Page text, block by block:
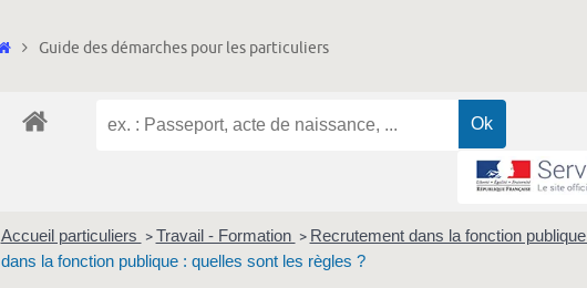
Accueil
Guide des démarches pour les particuliers
Accueil particuliers > Travail - Formation > Recrutement dans la fonction publique
dans la fonction publique : quelles sont les règles ?